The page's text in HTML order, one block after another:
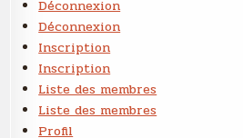
Déconnexion
Déconnexion
Inscription
Inscription
Liste des membres
Liste des membres
Profil